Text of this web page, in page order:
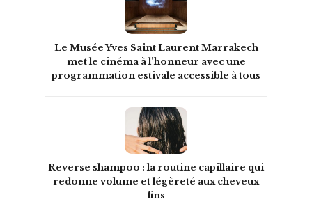
Le Musée Yves Saint Laurent Marrakech
met le cinéma à l'honneur avec une
programmation estivale accessible à tous
Reverse shampoo : la routine capillaire qui
redonne volume et légèreté aux cheveux
fins